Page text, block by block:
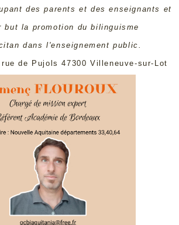
des parents et des enseignants et
but la promotion du bilinguisme
dans l'enseignement public.
de Pujols 47300 Villeneuve-sur-Lot